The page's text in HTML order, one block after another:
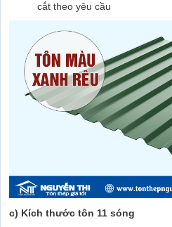
cắt theo yêu cầu
c) Kích thước tôn 11 sóng